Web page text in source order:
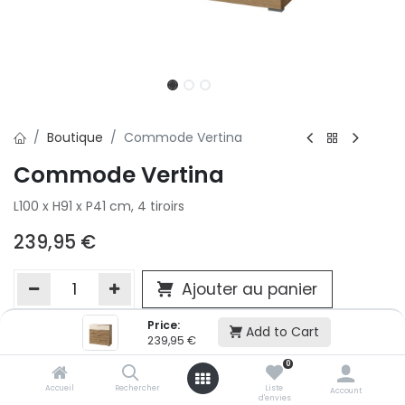
Price:
239,95 € Add to Cart
Accueil Rechercher
0
Liste
d'envies
Account
Boutique Commode Vertina
Commode Vertina
L100 x H91 x P41 cm, 4 tiroirs
239,95 €
Ajouter au panier
Ajouter à la liste d'envie
Si vous ne pouvez pas ajouter cet article dans votre panier
victime de son succès et momentanément indisponible.